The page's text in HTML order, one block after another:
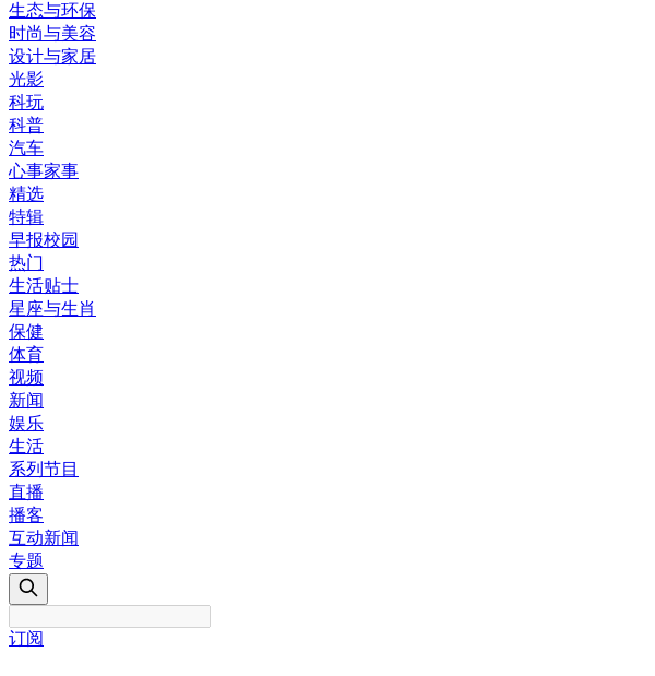
生态与环保
时尚与美容
设计与家居
光影
科玩
科普
汽车
心事家事
精选
特辑
早报校园
热门
生活贴士
星座与生肖
保健
体育
视频
新闻
娱乐
生活
系列节目
直播
播客
互动新闻
专题
订阅